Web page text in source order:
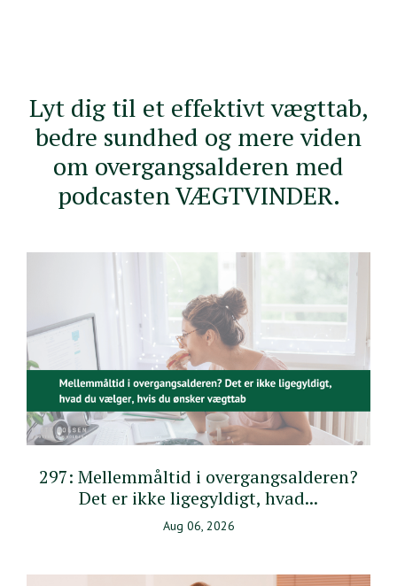
Lyt dig til et effektivt vægttab,
bedre sundhed og mere viden
om overgangsalderen med
podcasten VÆGTVINDER.
297: Mellemmåltid i overgangsalderen?
Det er ikke ligegyldigt, hvad...
Aug 06, 2026